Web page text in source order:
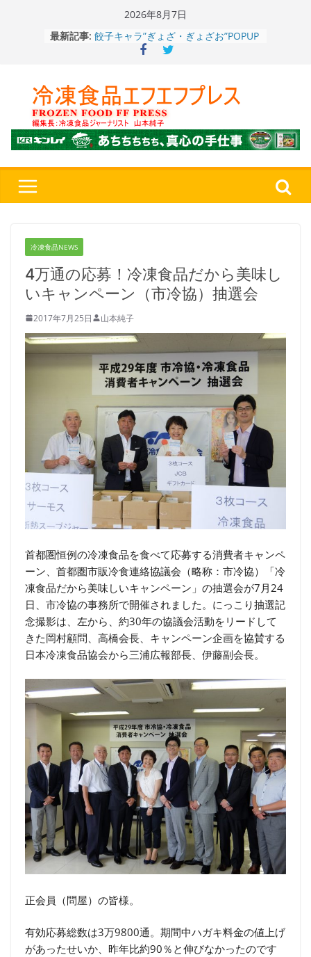
2026年8月7日
最新記事: ストアで作者にご挨拶、新作”れいと
うこ～こ～”を知る
定さわやかフレーバー「CHEESE
WONDER YELLOW」復刻発売中
今まで無かった大盛！水から簡単レン
ジ♪ふわもちめん！！「冷凍 日清の
どん兵衛 大盛 きつねうどん」
「同 肉うどん」
日清食品冷凍、背油の旨み・コク深い
メン」
冷凍食品NEWS
4万通の応募！冷凍食品だから美味し
いキャンペーン（市冷協）抽選会
2017年7月25日 山本純子
首都圏恒例の冷凍食品を食べて応募する消費者キャンペ
ーン、首都圏市販冷食連絡協議会（略称：市冷協）「冷
凍食品だから美味しいキャンペーン」の抽選会が7月24
日、市冷協の事務所で開催されました。にっこり抽選記
念撮影は、左から、約30年の協議会活動をリードして
きた岡村顧問、高橋会長、キャンペーン企画を協賛する
日本冷凍食品協会から三浦広報部長、伊藤副会長。
正会員（問屋）の皆様。
有効応募総数は3万9800通。期間中ハガキ料金の値上げ
があったせいか、昨年比約90％と伸びなかったのです